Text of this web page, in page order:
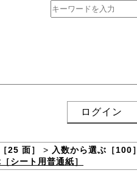
ログイン
25 面］ > 入数から選ぶ［100］
シート用普通紙］